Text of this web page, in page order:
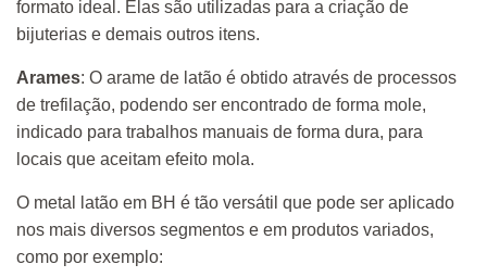
formato ideal. Elas são utilizadas para a criação de
bijuterias e demais outros itens.
Arames: O arame de latão é obtido através de processos
de trefilação, podendo ser encontrado de forma mole,
indicado para trabalhos manuais de forma dura, para
locais que aceitam efeito mola.
O metal latão em BH é tão versátil que pode ser aplicado
nos mais diversos segmentos e em produtos variados,
como por exemplo: